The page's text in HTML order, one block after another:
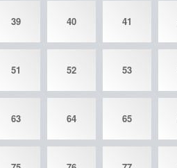
39 40 41
51 52 53
63 64 65